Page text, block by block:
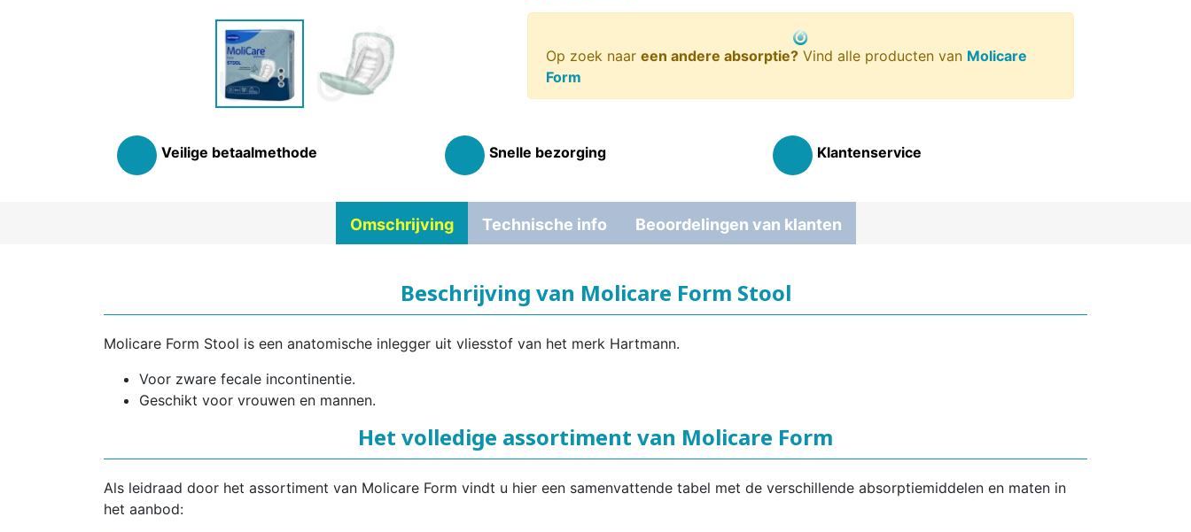
HYGIËNE & VERZORGING
Op zoek naar een andere absorptie?Vind alle producten van Molicare
Form
Veilige betaalmethode Snelle bezorging Klantenservice
Omschrijving Technische info Beoordelingen van klanten
Beschrijving van Molicare Form Stool
Molicare Form Stool is een anatomische inlegger uit vliesstof van het merk Hartmann.
Voor zware fecale incontinentie.
Geschikt voor vrouwen en mannen.
Het volledige assortiment van Molicare Form
Als leidraad door het assortiment van Molicare Form vindt u hier een samenvattende tabel met de verschillende absorptiemiddelen en maten in
het aanbod: